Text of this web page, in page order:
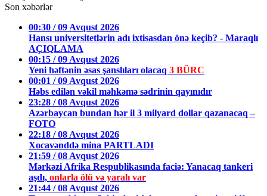
Son xəbərlər
00:30 / 09 Avqust 2026
Hansı universitetlərin adı ixtisasdan önə keçib? - Maraqlı
AÇIQLAMA
00:15 / 09 Avqust 2026
Yeni həftənin əsas şanslıları olacaq 3 BÜRC
00:01 / 09 Avqust 2026
Həbs edilən vəkil məhkəmə sədrinin qayınıdır
23:28 / 08 Avqust 2026
Azərbaycan bundan hər il 3 milyard dollar qazanacaq –
FOTO
22:18 / 08 Avqust 2026
Xocavənddə mina PARTLADI
21:59 / 08 Avqust 2026
Mərkəzi Afrika Respublikasında faciə: Yanacaq tankeri
aşdı, onlarla ölü və yaralı var
21:44 / 08 Avqust 2026